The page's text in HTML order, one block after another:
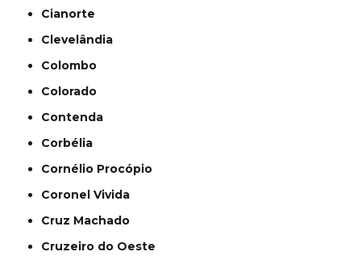
Cianorte
Clevelândia
Colombo
Colorado
Contenda
Corbélia
Cornélio Procópio
Coronel Vivida
Cruz Machado
Cruzeiro do Oeste